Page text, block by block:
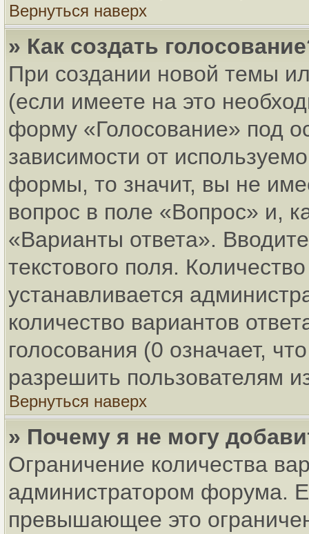
Вернуться наверх
» Как создать
При создании новой темы
(если имеете на это
форму «Голосование» под
зависимости от
формы, то значит, вы не
вопрос в поле «Вопрос» и,
«Варианты ответа».
текстового поля.
устанавливается
количество вариантов
голосования (0 означает,
разрешить пользователям
Вернуться наверх
» Почему я не могу
Ограничение количества
администратором форума.
превышающее это